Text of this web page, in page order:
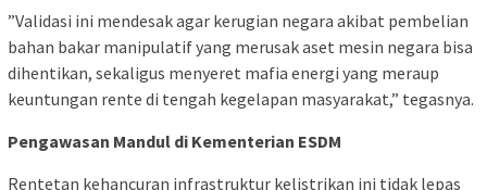
‎”Validasi ini mendesak agar kerugian negara akibat pembelian
bahan bakar manipulatif yang merusak aset mesin negara bisa
dihentikan, sekaligus menyeret mafia energi yang meraup
keuntungan rente di tengah kegelapan masyarakat,” tegasnya.
Pengawasan Mandul di Kementerian ESDM
‎Rentetan kehancuran infrastruktur kelistrikan ini tidak lepas